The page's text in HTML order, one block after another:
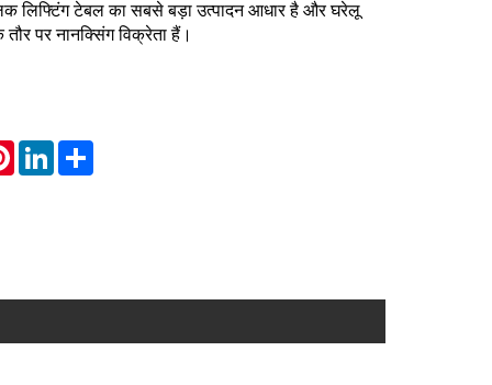
लिफ्टिंग टेबल का सबसे बड़ा उत्पादन आधार है और घरेलू
पर नानक्सिंग विक्रेता हैं।
PinterestLinkedInShare